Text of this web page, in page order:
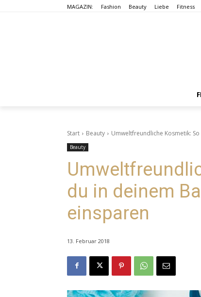
MAGAZIN: Fashion Beauty Liebe Fitness
Start Beauty Umweltfreundliche Kosmetik:
Beauty
du in deinem
einsparen
13. Februar 2018